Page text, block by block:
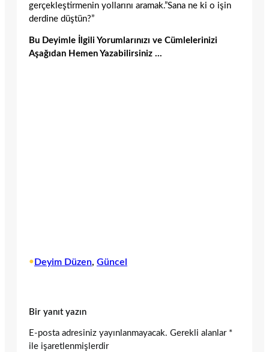
gerçekleştirmenin yollarını aramak.”Sana ne ki o işin
derdine düştün?”
Bu Deyimle İlgili Yorumlarınızı ve Cümlelerinizi
Aşağıdan Hemen Yazabilirsiniz …
•Deyim Düzen, Güncel
Bir yanıt yazın
E-posta adresiniz yayınlanmayacak. Gerekli alanlar *
ile işaretlenmişlerdir